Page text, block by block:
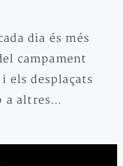
dia és més
campament
els desplaçats
a altres…